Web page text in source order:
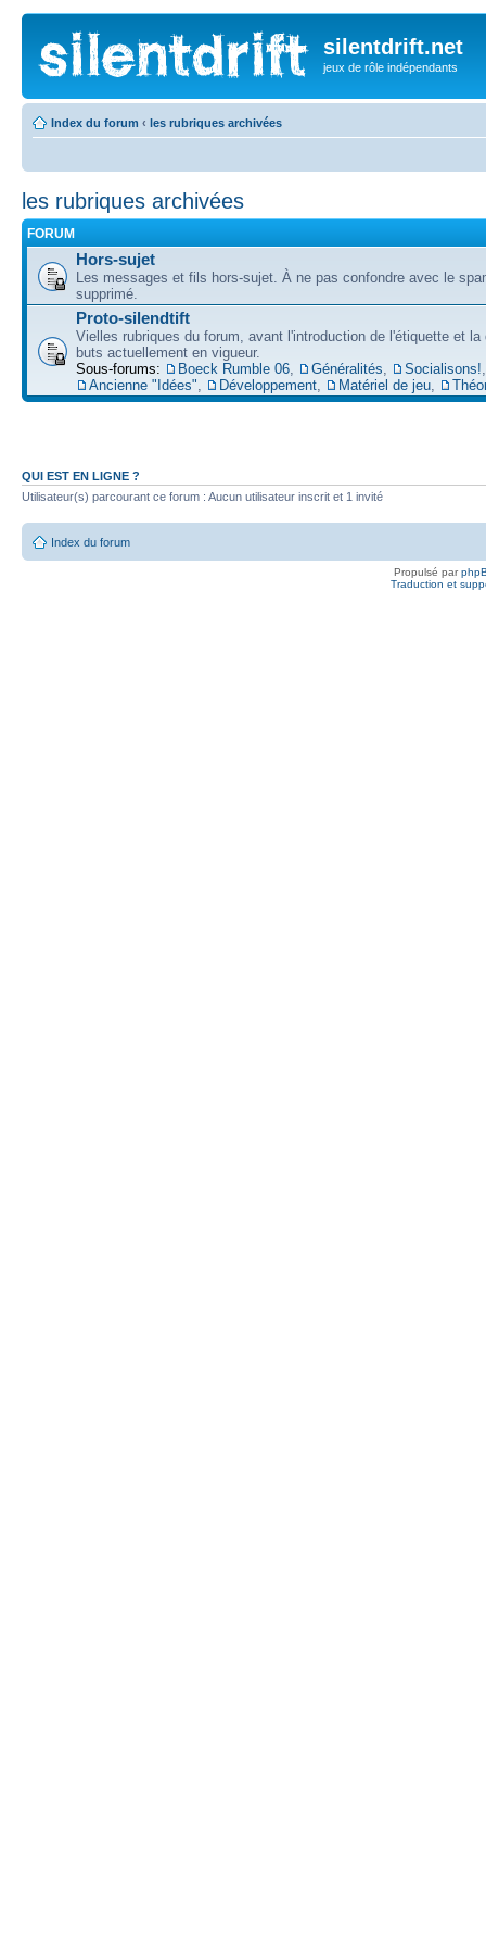
silentdrift.net
jeux de rôle indépendants
Index du forum ‹ les rubriques archivées
les rubriques archivées
FORUM
Hors-sujet
Les messages et fils hors-sujet. À ne pas confondre avec le
supprimé.
Proto-silendtift
Vielles rubriques du forum, avant l'introduction de l'étiquette et la
buts actuellement en vigueur.
Sous-forums:
Boeck Rumble 06 Généralités Socialisons!
Ancienne "Idées"
Développement Matériel de jeu
QUI EST EN LIGNE ?
Utilisateur(s) parcourant ce forum : Aucun utilisateur inscrit et 1 invité
Index du forum
Propulsé par
Traduction et